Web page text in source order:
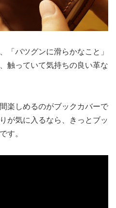
「バツグンに滑らかなこと」
触っていて気持ちの良い革な
楽しめるのがブックカバーで
が気に入るなら、きっとブッ
す。